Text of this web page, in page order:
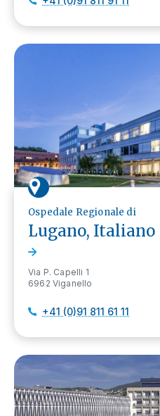
Ospedale Regionale di
Lugano, Italiano
Via P. Capelli 1
6962 Viganello
+41 (0)91 811 61 11